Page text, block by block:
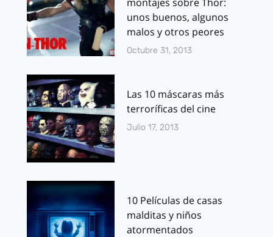
unos buenos, algunos
malos y otros peores
Octubre 31, 2013
Las 10 máscaras más
terroríficas del cine
Julio 17, 2013
10 Películas de casas
malditas y niños
atormentados